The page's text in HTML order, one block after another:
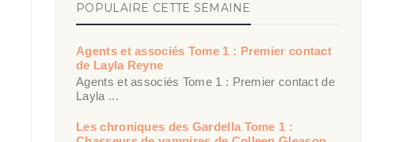
POPULAIRE CETTE SEMAINE
Agents et associés Tome 1 : Premier contact
de Layla Reyne
Agents et associés Tome 1 : Premier contact de
Layla ...
Les chroniques des Gardella Tome 1 :